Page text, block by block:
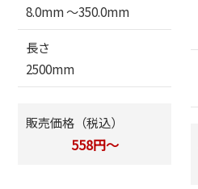
8.0mm 〜350.0mm
長さ
2500mm
販売価格（税込）
558円～